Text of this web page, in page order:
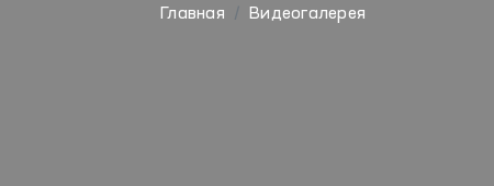
Главная Видеогалерея